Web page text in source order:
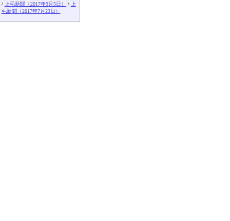
/
上毛新聞（2017年9月5日） /
上
毛新聞（2017年7月23日）